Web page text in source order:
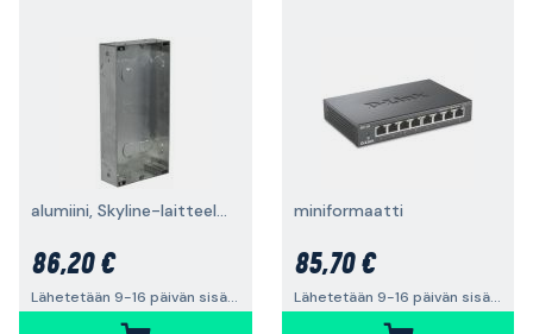
alumiini, Skyline-laitteelle
86,20 €
Lähetetään 9-16 päivän sisällä
miniformaatti
85,70 €
Lähetetään 9-16 päivän sisällä